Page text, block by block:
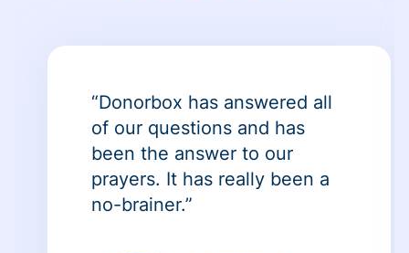
“Donorbox has answered all
of our questions and has
been the answer to our
prayers. It has really been a
no-brainer.”